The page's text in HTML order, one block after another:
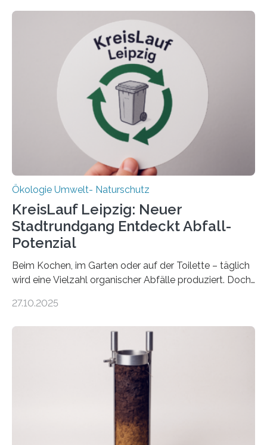
Oldenburg befassen sich insbesondere damit, wie ein
Ökosystem gedeiht – und wie sich dieser Prozess
verlässlich prognostizieren lässt. Grünes Licht für
„DynaCom“: Die Deutsche Forschungsgemeinschaft
(DFG) fördert das Anfang 2019 gestartete
Forschungsprojekt an der Universität Oldenburg für
zwei weitere Jahre mit rund 1,2 Millionen Euro. „Wir
freuen uns sehr über…
Ökologie Umwelt- Naturschutz
KreisLauf Leipzig: Neuer
Stadtrundgang Entdeckt Abfall-
Potenzial
Beim Kochen, im Garten oder auf der Toilette – täglich
wird eine Vielzahl organischer Abfälle produziert. Doch
Potenzial nur dann entfalten können, wenn sie in
Veränderung der Wirtschaft wichtig ist, zeigt der vom
Deutschen Biomasseforschungszentrum und der
Stadtreinigung Leipzig konzipierte und am 24. Oktober
2025 offiziell eingeweihte Stadtrundgang „KreisLauf“. Er
ist ab sofort im Leipziger Stadtgebiet…
27.10.2025